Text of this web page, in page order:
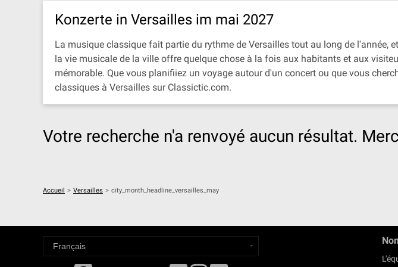
Konzerte in Versailles im mai 2027
La musique classique fait partie du rythme de Versailles tout au long de l'année,
la vie musicale de la ville offre quelque chose à la fois aux habitants et aux
mémorable. Que vous planifiiez un voyage autour d'un concert ou que vous
classiques à Versailles sur Classictic.com.
Votre recherche n'a renvoyé aucun résultat.
Accueil > Versailles > city_month_headline_versailles_may